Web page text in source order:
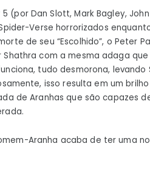
(por Dan Slott, Mark Bagley,
Verse horrorizados
de seu “Escolhido”, o Peter
com a mesma adaga
tudo desmorona,
isso resulta em um
de Aranhas que são capazes
Aranha acaba de ter uma